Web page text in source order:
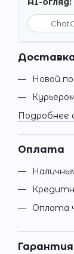
Новой
Подробнее
Оплата
Оплата
Гарантия